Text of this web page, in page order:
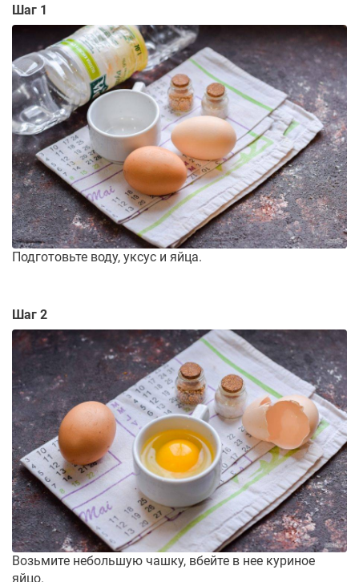
Шаг 1
Подготовьте воду, уксус и яйца.
Шаг 2
Возьмите небольшую чашку, вбейте в нее куриное
яйцо.